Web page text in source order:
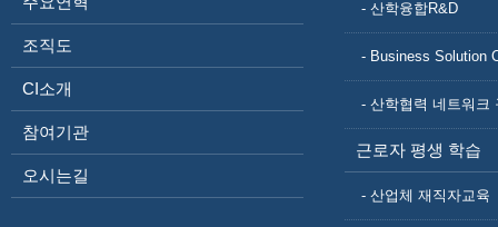
조직도
CI소개
참여기관
오시는길
- 산학융합R&D
- Business Solution
- 산학협력 네트워크
근로자 평생 학습
- 산업체 재직자교육
산학융합지구 조성사업
광주 빛그린 산학융합지구
주요연혁
CI소개